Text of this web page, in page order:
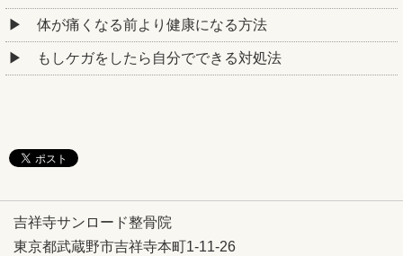
体が痛くなる前より健康になる方法
もしケガをしたら自分でできる対処法
吉祥寺サンロード整骨院
東京都武蔵野市吉祥寺本町1-11-26